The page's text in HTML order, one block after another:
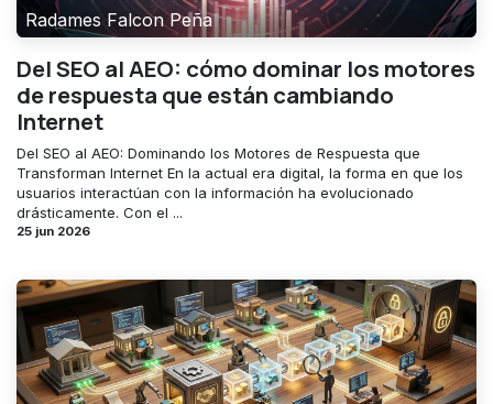
Radames Falcon Peña
Del SEO al AEO: cómo dominar los motores
de respuesta que están cambiando
Internet
Del SEO al AEO: Dominando los Motores de Respuesta que
Transforman Internet En la actual era digital, la forma en que los
usuarios interactúan con la información ha evolucionado
drásticamente. Con el ...
25 jun 2026